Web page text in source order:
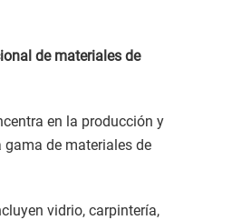
de materiales de
en la producción y
de materiales de
vidrio, carpintería,